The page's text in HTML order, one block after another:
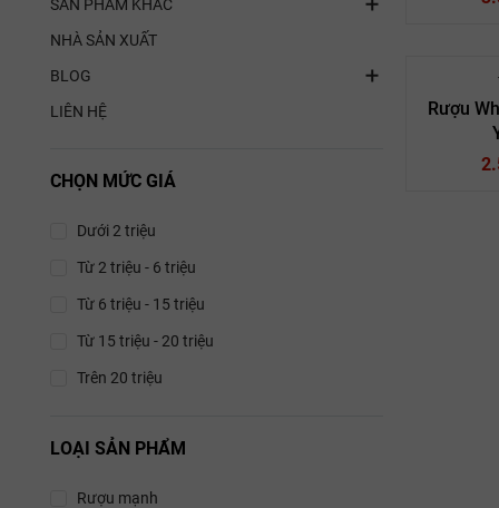
SẢN PHẨM KHÁC
NHÀ SẢN XUẤT
BLOG
LIÊN HỆ
CHỌN MỨC GIÁ
Dưới 2 triệu
Từ 2 triệu - 6 triệu
Từ 6 triệu - 15 triệu
Từ 15 triệu - 20 triệu
Trên 20 triệu
LOẠI SẢN PHẨM
Rượu mạnh
Rượu